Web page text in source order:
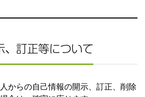
、訂正等について
からの自己情報の開示、訂正、削除